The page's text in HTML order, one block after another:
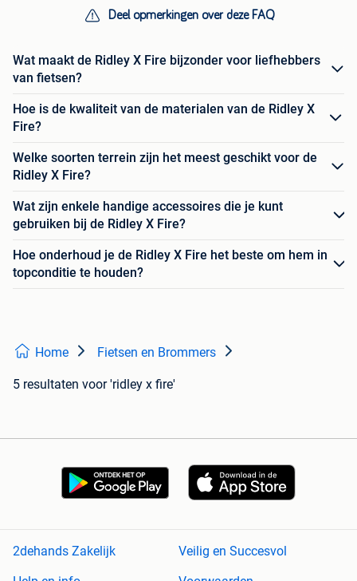
Deel opmerkingen over deze FAQ
Wat maakt de Ridley X Fire bijzonder voor liefhebbers
van fietsen?
Hoe is de kwaliteit van de materialen van de Ridley X
Fire?
Welke soorten terrein zijn het meest geschikt voor de
Ridley X Fire?
Wat zijn enkele handige accessoires die je kunt
gebruiken bij de Ridley X Fire?
Hoe onderhoud je de Ridley X Fire het beste om hem in
topconditie te houden?
Home Fietsen en Brommers
5 resultaten voor 'ridley x fire'
2dehands Zakelijk
Veilig en Succesvol